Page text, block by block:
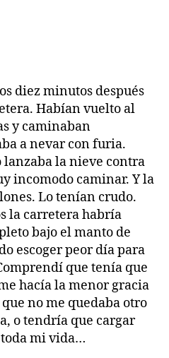
diez minutos después
Habían vuelto al
y caminaban
a nevar con furia.
la nieve contra
incomodo caminar. Y la
Lo tenían crudo.
la carretera habría
bajo el manto de
escoger peor día para
que tenía que
hacía la menor gracia
no me quedaba otro
o tendría que cargar
mi vida…